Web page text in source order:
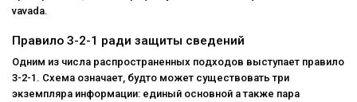
vavada.
Правило 3-2-1 ради защиты сведений
Одним из числа распространенных подходов выступает правило
3-2-1. Схема означает, будто может существовать три
экземпляра информации: единый основной а также пара